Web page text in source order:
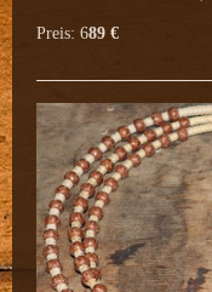
Preis: 689 €